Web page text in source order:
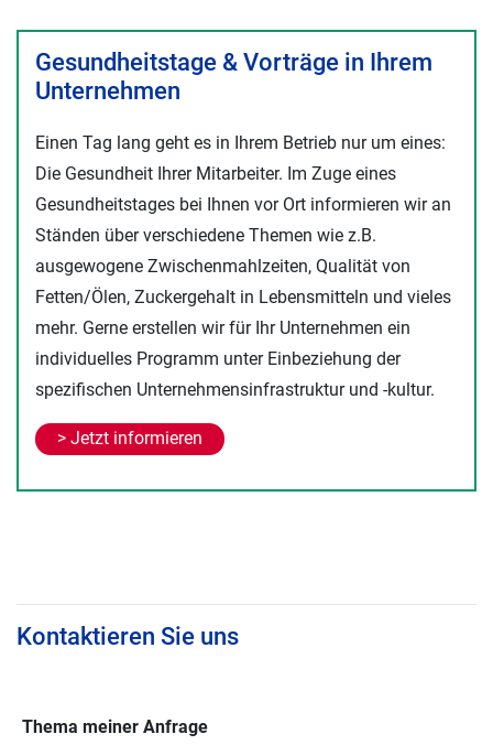
Gesundheitstage & Vorträge in Ihrem
Unternehmen
Einen Tag lang geht es in Ihrem Betrieb nur um eines:
Die Gesundheit Ihrer Mitarbeiter. Im Zuge eines
Gesundheitstages bei Ihnen vor Ort informieren wir an
Ständen über verschiedene Themen wie z.B.
ausgewogene Zwischenmahlzeiten, Qualität von
Fetten/Ölen, Zuckergehalt in Lebensmitteln und vieles
mehr. Gerne erstellen wir für Ihr Unternehmen ein
individuelles Programm unter Einbeziehung der
spezifischen Unternehmensinfrastruktur und -kultur.
> Jetzt informieren
Kontaktieren Sie uns
Thema meiner Anfrage